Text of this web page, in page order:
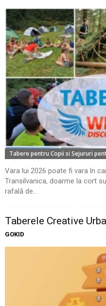
Tabere pentru Copii si Sejururi
Vara lui 2026 poate fi vara în
Transilvanica, doarme la cort
rafală de...
Taberele Creative
GOKID